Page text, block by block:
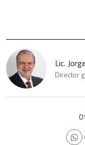
Lic.
Director